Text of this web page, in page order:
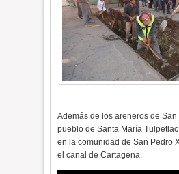
Además de los areneros de San
pueblo de Santa María
en la comunidad de San Pedro
el canal de Cartagena.